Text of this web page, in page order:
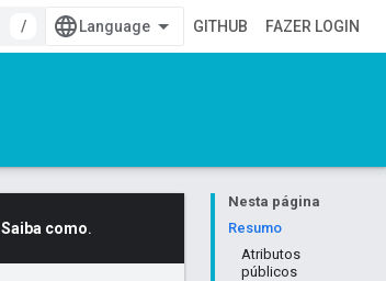
/
GITHUB FAZER LOGIN
Nesta página
Resumo
Atributos
públicos
Saiba como.